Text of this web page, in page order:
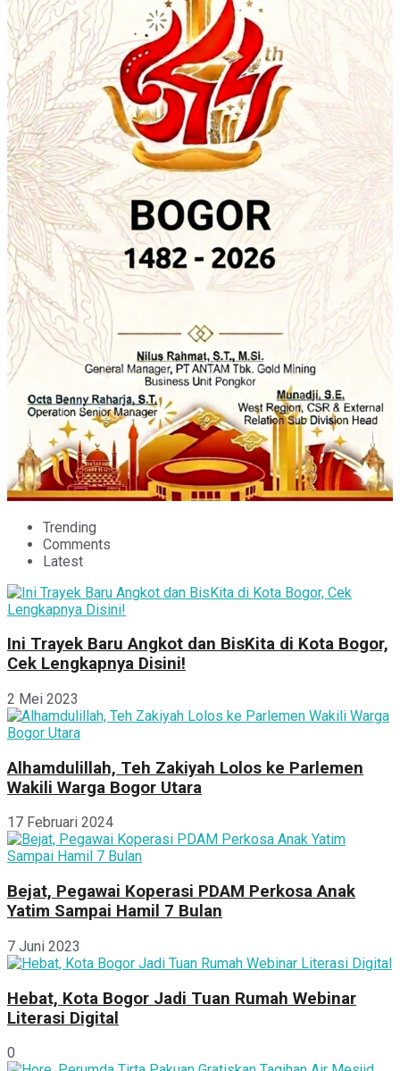
Trending
Comments
Latest
Ini Trayek Baru Angkot dan BisKita di Kota Bogor,
Cek Lengkapnya Disini!
2 Mei 2023
Alhamdulillah, Teh Zakiyah Lolos ke Parlemen
Wakili Warga Bogor Utara
17 Februari 2024
Bejat, Pegawai Koperasi PDAM Perkosa Anak
Yatim Sampai Hamil 7 Bulan
7 Juni 2023
Hebat, Kota Bogor Jadi Tuan Rumah Webinar
Literasi Digital
0